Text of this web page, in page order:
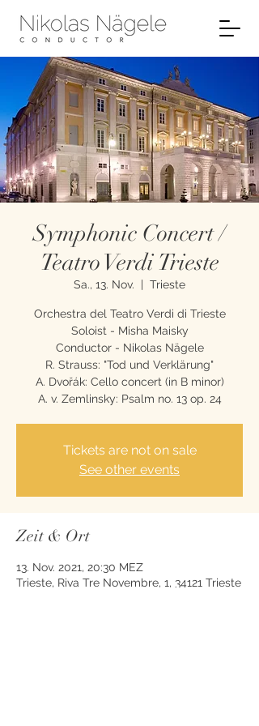
Symphonic Concert /
Teatro Verdi Trieste
Sa., 13. Nov.
  |
Trieste
Orchestra del Teatro Verdi di Trieste
Soloist - Misha Maisky
Conductor - Nikolas Nägele
R. Strauss: "Tod und Verklärung"
A. Dvořák: Cello concert (in B minor)
Tickets are not on sale
See other events
Zeit & Ort
13. Nov. 2021, 20:30 MEZ
Trieste, Riva Tre Novembre, 1, 34121 Trieste